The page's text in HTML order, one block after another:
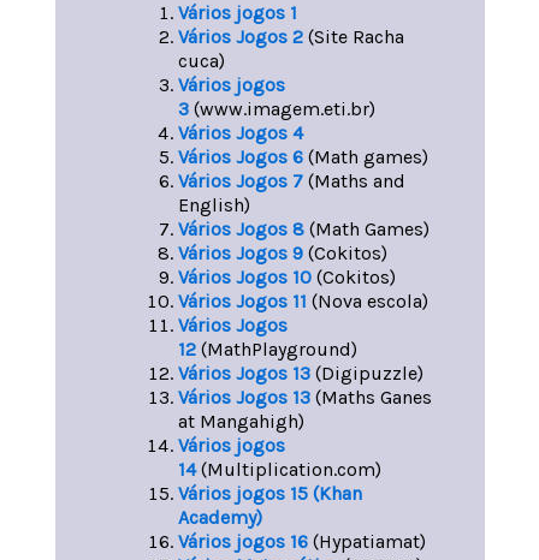
Vários jogos 1
Vários Jogos 2(Site Racha
cuca)
Vários jogos
3 (www.imagem.eti.br)
Vários Jogos 4
Vários Jogos 6(Math games)
Vários Jogos 7(Maths and
English)
Vários Jogos 8 (Math Games)
Vários Jogos 9 (Cokitos)
Vários Jogos 10 (Cokitos)
Vários Jogos 11 (Nova escola)
Vários Jogos
12 (MathPlayground)
Vários Jogos 13(Digipuzzle)
Vários Jogos 13 (Maths Ganes
at Mangahigh)
Vários jogos
14(Multiplication.com)
Vários jogos 15 (Khan
Academy)
Vários jogos 16(Hypatiamat)